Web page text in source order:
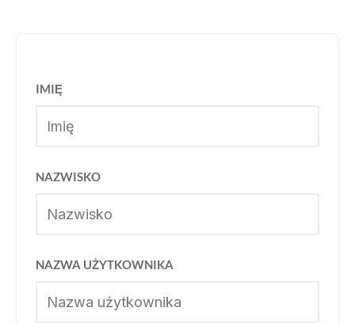
IMIĘ
NAZWISKO
NAZWA UŻYTKOWNIKA